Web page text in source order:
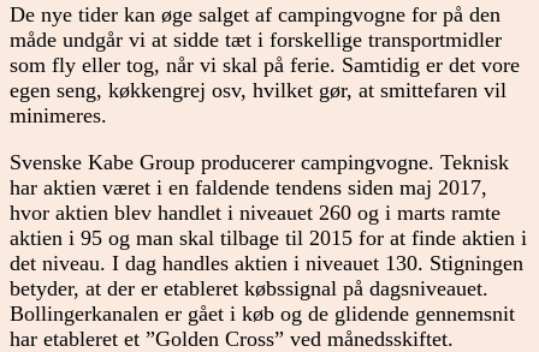
De nye tider kan øge salget af campingvogne for på den
måde undgår vi at sidde tæt i forskellige transportmidler
som fly eller tog, når vi skal på ferie. Samtidig er det vore
egen seng, køkkengrej osv, hvilket gør, at smittefaren vil
minimeres.
Svenske Kabe Group producerer campingvogne. Teknisk
har aktien været i en faldende tendens siden maj 2017,
hvor aktien blev handlet i niveauet 260 og i marts ramte
aktien i 95 og man skal tilbage til 2015 for at finde aktien i
det niveau. I dag handles aktien i niveauet 130. Stigningen
betyder, at der er etableret købssignal på dagsniveauet.
Bollingerkanalen er gået i køb og de glidende gennemsnit
har etableret et ”Golden Cross” ved månedsskiftet.